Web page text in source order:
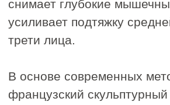
себе —запишитесь в
IDOL FACE